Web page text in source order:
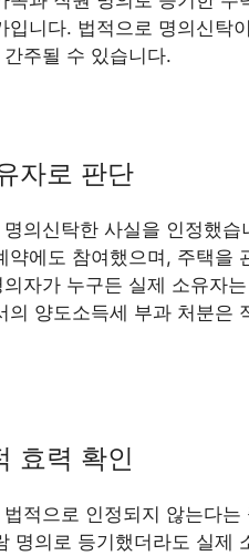
입니다. 법적으로 명의신탁
주될 수 있습니다.
자로 판단
의신탁한 사실을 인정했습
약에도 참여했으며, 주택을
자가 누구든 실제 소유자
의 양도소득세 부과 처분은
효력 확인
적으로 인정되지 않는다는
명의로 등기했더라도 실제